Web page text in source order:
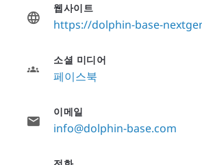
웹사이트
https://dolphin-base-
소셜 미디어
페이스북
이메일
info@dolphin-base.com